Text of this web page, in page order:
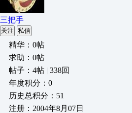
三把手
关注 私信
精华：0帖
求助：0帖
帖子：4帖 | 338回
年度积分：0
历史总积分：51
注册：2004年8月07日